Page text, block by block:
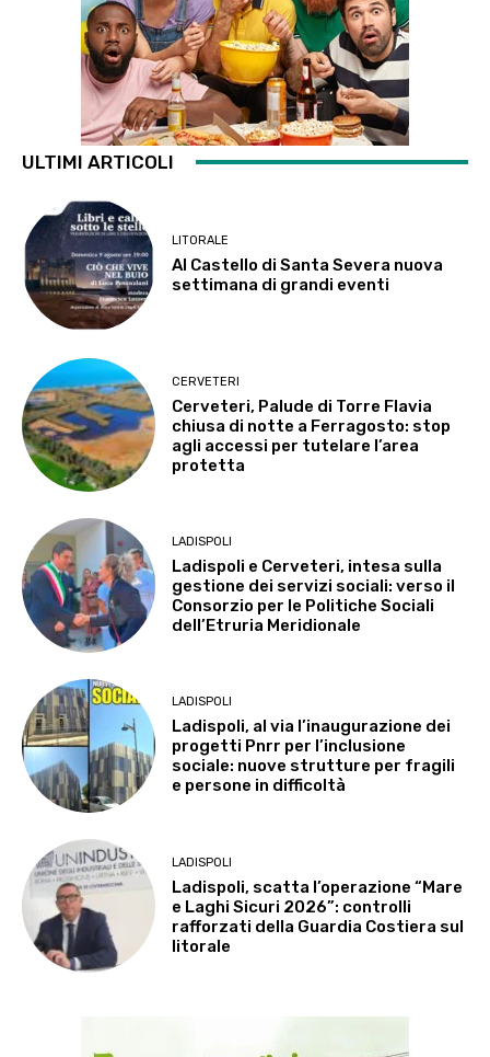
ULTIMI ARTICOLI
LITORALE
Al Castello di Santa Severa nuova
settimana di grandi eventi
CERVETERI
Cerveteri, Palude di Torre Flavia
chiusa di notte a Ferragosto: stop
agli accessi per tutelare l’area
protetta
LADISPOLI
Ladispoli e Cerveteri, intesa sulla
gestione dei servizi sociali: verso il
Consorzio per le Politiche Sociali
dell’Etruria Meridionale
LADISPOLI
Ladispoli, al via l’inaugurazione dei
progetti Pnrr per l’inclusione
sociale: nuove strutture per fragili
e persone in difficoltà
LADISPOLI
Ladispoli, scatta l’operazione “Mare
e Laghi Sicuri 2026”: controlli
rafforzati della Guardia Costiera sul
litorale